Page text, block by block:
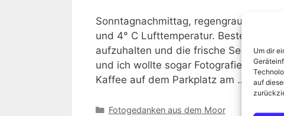
Um dir
auf
Sonntagnachmittag, regengrauer
und 4° C Lufttemperatur. Bestes
aufzuhalten und die frische Seeluft zu
und ich wollte sogar Fotografieren, die
Kaffee auf dem Parkplatz am …
Kategorien
Fotogedanken aus dem Moor